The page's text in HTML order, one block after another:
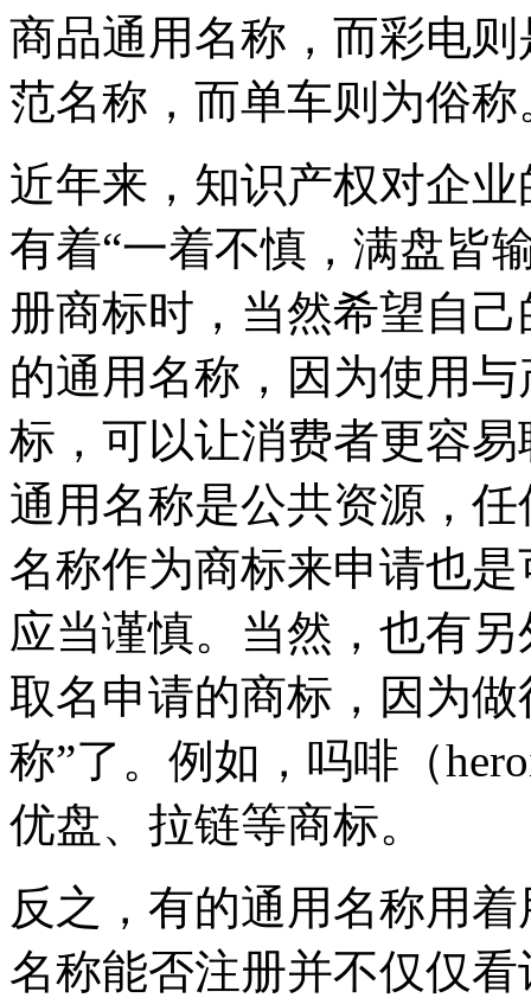
商品通用名称，而彩电
范名称，而单车则为俗称
近年来，知识产权对企
有着“一着不慎，满盘皆
册商标时，当然希望自
的通用名称，因为使用
标，可以让消费者更容
通用名称是公共资源，
名称作为商标来申请也
应当谨慎。当然，也有
取名申请的商标，因为
称”了。例如，吗啡（
优盘、拉链等商标。
反之，有的通用名称用
名称能否注册并不仅仅